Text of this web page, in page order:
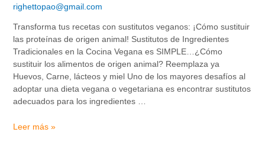
righettopao@gmail.com
Transforma tus recetas con sustitutos veganos: ¡Cómo sustituir
las proteínas de origen animal! Sustitutos de Ingredientes
Tradicionales en la Cocina Vegana es SIMPLE…¿Cómo
sustituir los alimentos de origen animal? Reemplaza ya
Huevos, Carne, lácteos y miel Uno de los mayores desafíos al
adoptar una dieta vegana o vegetariana es encontrar sustitutos
adecuados para los ingredientes …
Leer más »